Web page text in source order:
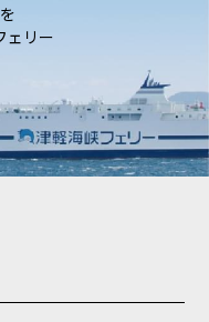
ェリー